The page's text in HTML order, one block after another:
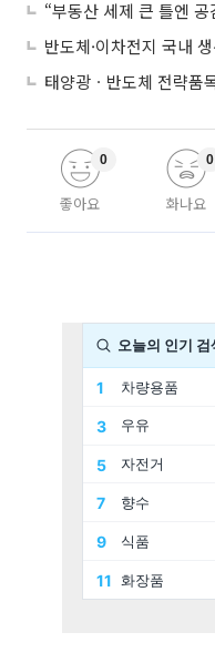
좋아요
0
화나요
0